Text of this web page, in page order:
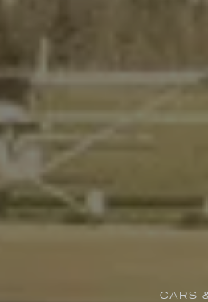
CARS